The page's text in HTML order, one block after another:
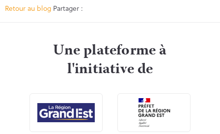
Retour au blog Partager :
Une plateforme à
l'initiative de